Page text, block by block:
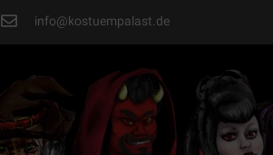
info@kostuempalast.de